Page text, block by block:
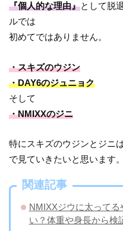
『個人的な理由』として脱
ルでは
初めてではありません。
・スキズのウジン
・DAY6のジュニョク
そして
・NMIXXのジニ
特にスキズのウジンとジニ
で見ていきたいと思います。
関連記事
NMIXXジウに太って
い？体重や身長から検